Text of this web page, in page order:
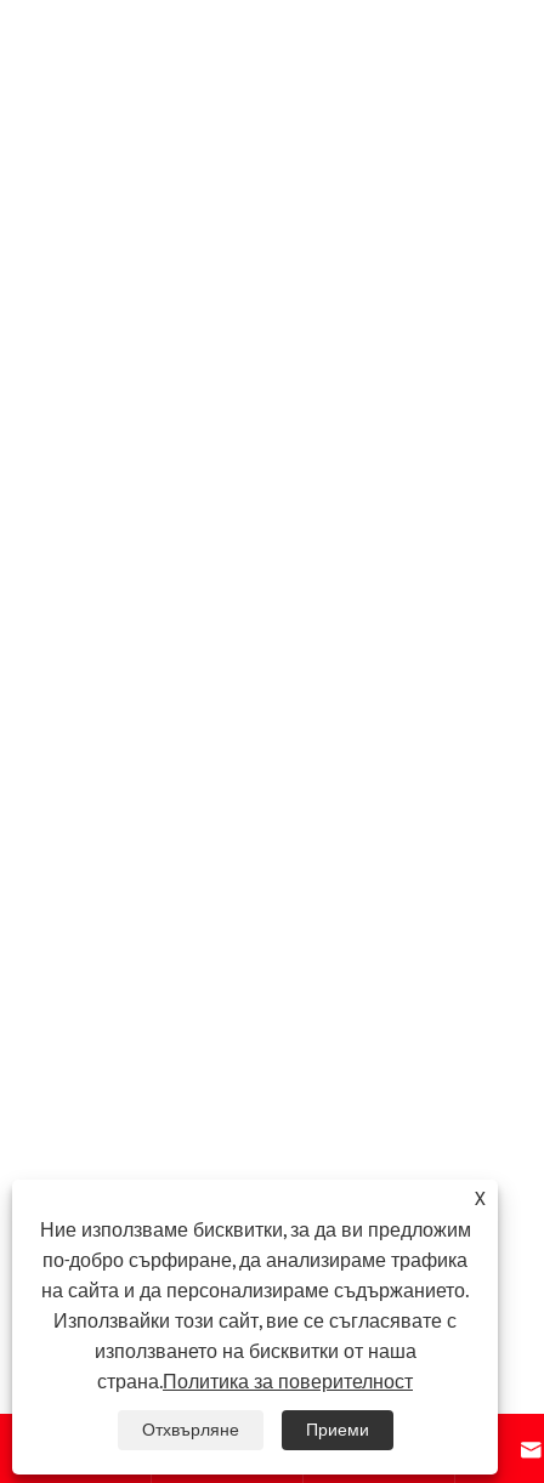
 
X
Ние използваме бисквитки, за да ви предложим
по-добро сърфиране, да анализираме трафика
на сайта и да персонализираме съдържанието.
Използвайки този сайт, вие се съгласявате с
използването на бисквитки от наша
страна.Политика за поверителност
Отхвърляне Приеми